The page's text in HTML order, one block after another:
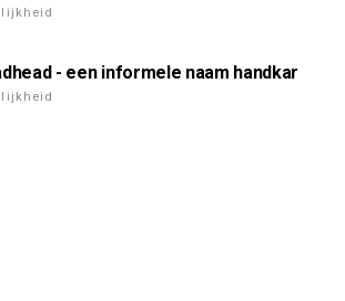
- een informele naam handkar